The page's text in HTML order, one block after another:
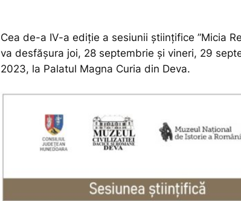
Cea de-a IV-a ediție a sesiunii științifice ”Micia
va desfășura joi, 28 septembrie și vineri, 29
2023, la Palatul Magna Curia din Deva.